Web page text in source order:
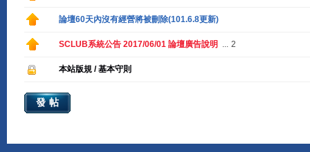
論壇60天內沒有經營將被刪除(101.6.8更新)
SCLUB系統公告 2017/06/01 論壇廣告說明 ... 2
本站版規 / 基本守則
發帖